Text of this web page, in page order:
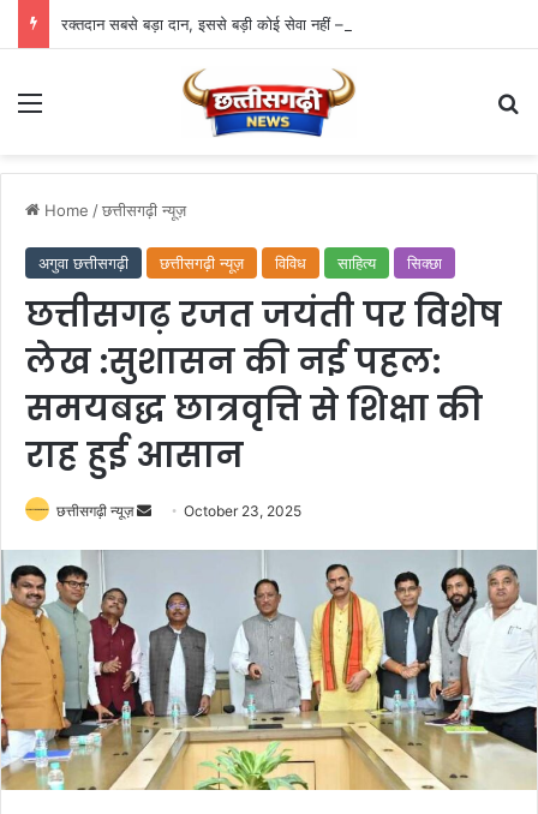
रक्तदान सबसे बड़ा दान, इससे बड़ी कोई सेवा नहीं – राज्यपाल डेका
Menu
Home /छत्तीसगढ़ी न्यूज़
अगुवा छत्तीसगढ़ी छत्तीसगढ़ी न्यूज़ विविध साहित्य सिक्छा
छत्तीसगढ़ रजत जयंती पर विशेष
लेख :सुशासन की नई पहल:
समयबद्ध छात्रवृत्ति से शिक्षा की
राह हुई आसान
छत्तीसगढ़ी न्यूज़
SendOctober 23, 2025